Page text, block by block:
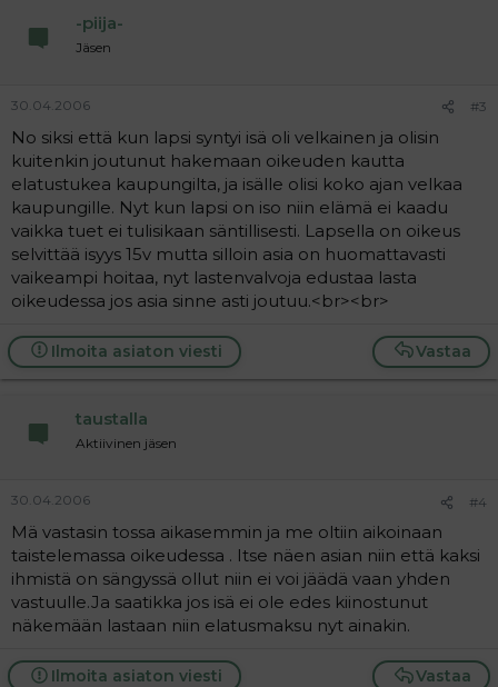
-piija-
Jäsen
30.04.2006 #3
No siksi että kun lapsi syntyi isä oli velkainen ja olisin
kuitenkin joutunut hakemaan oikeuden kautta
elatustukea kaupungilta, ja isälle olisi koko ajan velkaa
kaupungille. Nyt kun lapsi on iso niin elämä ei kaadu
vaikka tuet ei tulisikaan säntillisesti. Lapsella on oikeus
selvittää isyys 15v mutta silloin asia on huomattavasti
vaikeampi hoitaa, nyt lastenvalvoja edustaa lasta
oikeudessa jos asia sinne asti joutuu.<br><br>
Vastaa
Ilmoita asiaton viesti
taustalla
Aktiivinen jäsen
30.04.2006 #4
Mä vastasin tossa aikasemmin ja me oltiin aikoinaan
taistelemassa oikeudessa . Itse näen asian niin että kaksi
ihmistä on sängyssä ollut niin ei voi jäädä vaan yhden
vastuulle.Ja saatikka jos isä ei ole edes kiinostunut
näkemään lastaan niin elatusmaksu nyt ainakin.
Vastaa
Ilmoita asiaton viesti